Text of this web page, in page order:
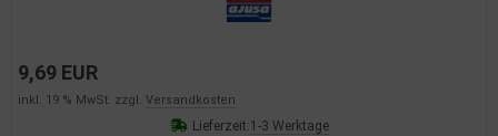
9,69 EUR
inkl. 19 % MwSt. zzgl. Versandkosten
Lieferzeit:1-3 Werktage